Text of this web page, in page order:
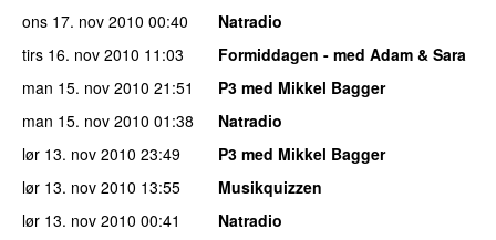
ons 17. nov 2010 00:40
Natradio
tirs 16. nov 2010 11:03
Formiddagen - med Adam & Sara
man 15. nov 2010 21:51
P3 med Mikkel Bagger
man 15. nov 2010 01:38
Natradio
lør 13. nov 2010 23:49
P3 med Mikkel Bagger
lør 13. nov 2010 13:55
Musikquizzen
lør 13. nov 2010 00:41
Natradio